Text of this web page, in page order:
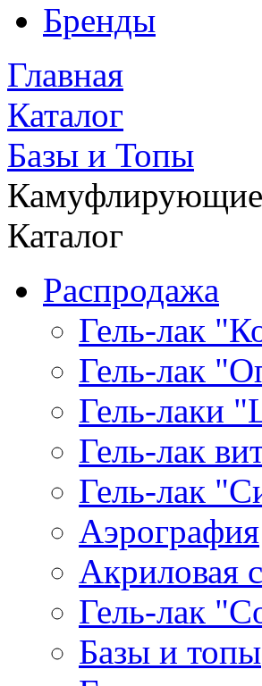
Бренды
Главная
Каталог
Базы и Топы
Каталог
Распродажа
Гель-лак
Гель-лак
Гель-лаки
Гель-лак
Гель-лак
Аэрография
Акриловая
Гель-лак
Базы и топы